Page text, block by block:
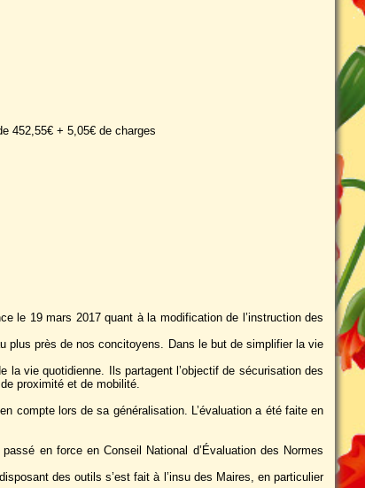
452,55€ + 5,05€ de charges
le 19 mars 2017 quant à la modification de l’instruction des
plus près de nos concitoyens. Dans le but de simplifier la vie
la vie quotidienne. Ils partagent l’objectif de sécurisation des
proximité et de mobilité.
compte lors de sa généralisation. L’évaluation a été faite en
en force en Conseil National d’Évaluation des Normes
des outils s’est fait à l’insu des Maires, en particulier